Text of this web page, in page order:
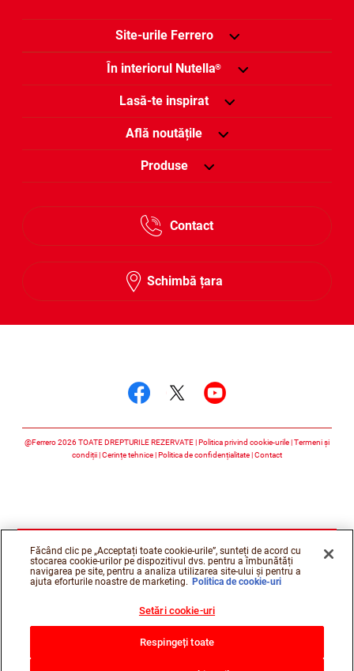
Site-urile Ferrero
În interiorul Nutella®
Lasă-te inspirat
Află noutățile
Produse
Contact
Schimbă țara
@Ferrero 2026 TOATE DREPTURILE REZERVATE Politica privind cookie-urile Termeni și
condiții Cerințe tehnice Politica de confidențialitate Contact
Făcând clic pe „Acceptați toate cookie-urile”, sunteți de acord cu
stocarea cookie-urilor pe dispozitivul dvs. pentru a îmbunătăți
navigarea pe site, pentru a analiza utilizarea site-ului și pentru a
ajuta eforturile noastre de marketing. Politica de cookie-uri
Setări cookie-uri
Respingeți toate